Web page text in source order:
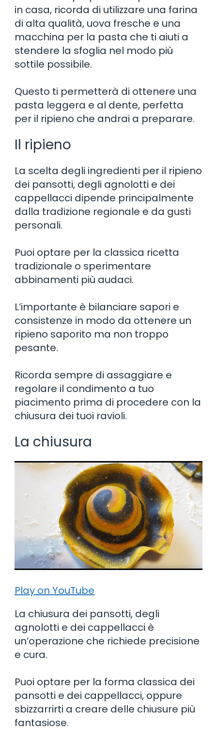
in casa, ricorda di utilizzare una farina
di alta qualità, uova fresche e una
macchina per la pasta che ti aiuti a
stendere la sfoglia nel modo più
sottile possibile.
Questo ti permetterà di ottenere una
pasta leggera e al dente, perfetta
per il ripieno che andrai a preparare.
Il ripieno
La scelta degli ingredienti per il ripieno
dei pansotti, degli agnolotti e dei
cappellacci dipende principalmente
dalla tradizione regionale e da gusti
personali.
Puoi optare per la classica ricetta
tradizionale o sperimentare
abbinamenti più audaci.
L’importante è bilanciare sapori e
consistenze in modo da ottenere un
ripieno saporito ma non troppo
pesante.
Ricorda sempre di assaggiare e
regolare il condimento a tuo
piacimento prima di procedere con la
chiusura dei tuoi ravioli.
La chiusura
Play on YouTube
La chiusura dei pansotti, degli
agnolotti e dei cappellacci è
un’operazione che richiede precisione
e cura.
Puoi optare per la forma classica dei
pansotti e dei cappellacci, oppure
sbizzarrirti a creare delle chiusure più
fantasiose.